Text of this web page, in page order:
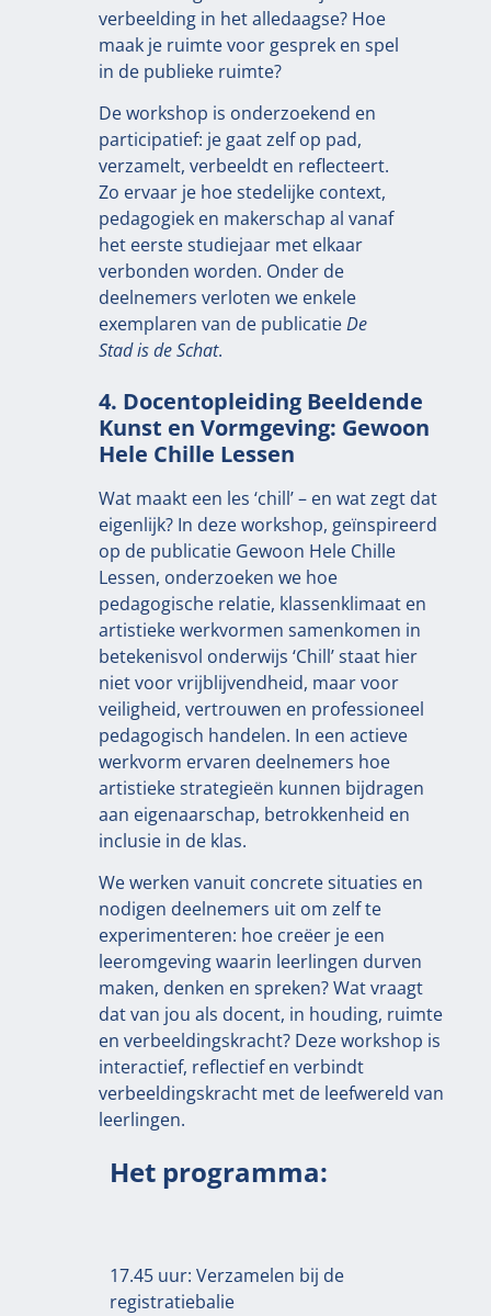
verbeelding in het alledaagse? Hoe
maak je ruimte voor gesprek en spel
in de publieke ruimte?
De workshop is onderzoekend en
participatief: je gaat zelf op pad,
verzamelt, verbeeldt en reflecteert.
Zo ervaar je hoe stedelijke context,
pedagogiek en makerschap al vanaf
het eerste studiejaar met elkaar
verbonden worden. Onder de
deelnemers verloten we enkele
exemplaren van de publicatieDe
Stad is de Schat.
4. Docentopleiding Beeldende
Kunst en Vormgeving: Gewoon
Hele Chille Lessen
Wat maakt een les ‘chill’ – en wat zegt dat
eigenlijk? In deze workshop, geïnspireerd
op de publicatie Gewoon Hele Chille
Lessen, onderzoeken we hoe
pedagogische relatie, klassenklimaat en
artistieke werkvormen samenkomen in
betekenisvol onderwijs ‘Chill’ staat hier
niet voor vrijblijvendheid, maar voor
veiligheid, vertrouwen en professioneel
pedagogisch handelen. In een actieve
werkvorm ervaren deelnemers hoe
artistieke strategieën kunnen bijdragen
aan eigenaarschap, betrokkenheid en
inclusie in de klas.
We werken vanuit concrete situaties en
nodigen deelnemers uit om zelf te
experimenteren: hoe creëer je een
leeromgeving waarin leerlingen durven
maken, denken en spreken? Wat vraagt
dat van jou als docent, in houding, ruimte
en verbeeldingskracht? Deze workshop is
interactief, reflectief en verbindt
verbeeldingskracht met de leefwereld van
leerlingen.
Het programma:
17.45 uur: Verzamelen bij de
registratiebalie